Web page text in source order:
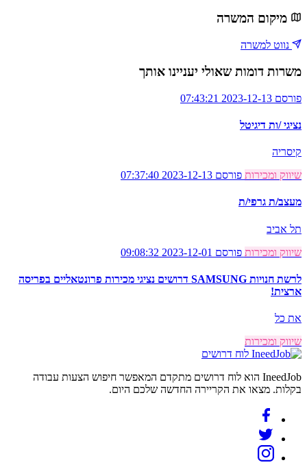
מיקום המשרה
נווט למשרה
משרות דומות שאולי יעניינו אותך
פורסם 2023-12-13 07:43:21
נציגי /ות דיגיטל
קיסריה
שיווק ומכירות פורסם 2023-12-13 07:37:40
מעצב/ת גרפי/ת
תל אביב
שיווק ומכירות פורסם 2023-12-01 09:08:32
לרשת חנויות SAMSUNG דרושים נציגי מכירות פרונטאליים בפריסה
ארצית!
את כל
שיווק ומכירות
לוח דרושים
IneedJob הוא לוח דרושים מתקדם המאפשר חיפוש הצעות עבודה
בקלות. מצאו את הקריירה החדשה שלכם היום.